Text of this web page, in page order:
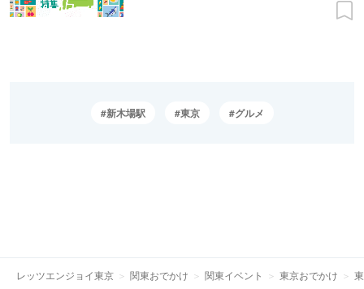
新木場駅 東京 グルメ
レッツエンジョイ東京 関東おでかけ 関東イベント 東京おでかけ